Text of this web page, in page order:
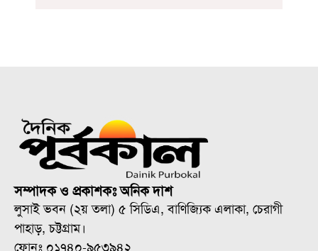
সম্পাদক ও প্রকাশকঃ অনিক দাশ
লুসাই ভবন (২য় তলা) ৫ সিডিএ, বাণিজ্যিক এলাকা, চেরাগী
পাহাড়, চট্টগ্রাম।